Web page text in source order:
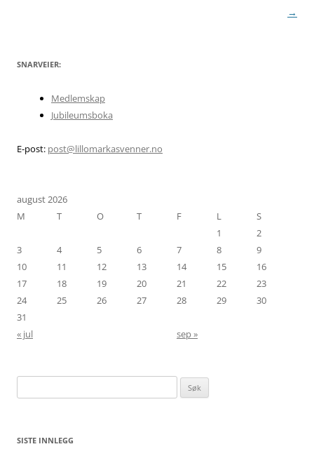
→
SNARVEIER:
Medlemskap
Jubileumsboka
E-post: post@lillomarkasvenner.no
august 2026
M
T O T F L
S
1
2
3
4 5 6 7 8
9
10
11 12 13 14 15
16
17
18 19 20 21 22
23
24
25 26 27 28 29
30
31
« jul
sep »
etter:
SISTE INNLEGG